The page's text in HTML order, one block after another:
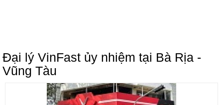
Đại lý VinFast ủy nhiệm tại Bà Rịa -
Vũng Tàu